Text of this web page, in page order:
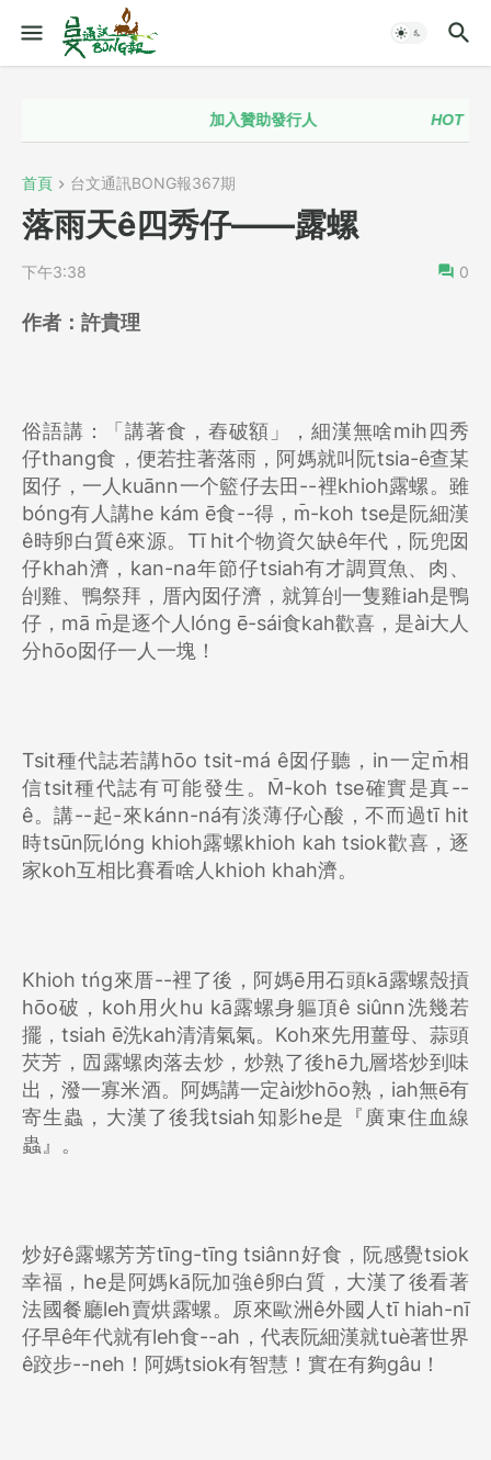
加入贊助發行人 HOT！！ 台
首頁 台文通訊BONG報367期
落雨天ê四秀仔——露螺
下午3:38 0
作者： 許貴理
俗語講：「講著食，舂破額」，細漢無啥mih四秀
仔thang食，便若拄著落雨，阿媽就叫阮tsia-ê查某
囡仔，一人kuānn一个籃仔去田--裡khioh露螺。雖
bóng有人講he kám ē食--得，m̄-koh tse是阮細漢
ê時卵白質ê來源。Tī hit个物資欠缺ê年代，阮兜囡
仔khah濟，kan-na年節仔tsiah有才調買魚、肉、
刣雞、鴨祭拜，厝內囡仔濟，就算刣一隻雞iah是鴨
仔，mā m̄是逐个人lóng ē-sái食kah歡喜，是ài大人
分hōo囡仔一人一塊！
Tsit種代誌若講hōo tsit-má ê囡仔聽，in一定m̄相
信tsit種代誌有可能發生。M̄-koh tse確實是真--
ê。講--起-來kánn-ná有淡薄仔心酸，不而過tī hit
時tsūn阮lóng khioh露螺khioh kah tsiok歡喜，逐
家koh互相比賽看啥人khioh khah濟。
Khioh tńg來厝--裡了後，阿媽ē用石頭kā露螺殼摃
hōo破，koh用火hu kā露螺身軀頂ê siûnn洗幾若
擺，tsiah ē洗kah清清氣氣。Koh來先用薑母、蒜頭
芡芳，囥露螺肉落去炒，炒熟了後hē九層塔炒到味
出，潑一寡米酒。阿媽講一定ài炒hōo熟，iah無ē有
寄生蟲，大漢了後我tsiah知影he是『廣東住血線
蟲』。
炒好ê露螺芳芳tīng-tīng tsiânn好食，阮感覺tsiok
幸福，he是阿媽kā阮加強ê卵白質，大漢了後看著
法國餐廳leh賣烘露螺。原來歐洲ê外國人tī hiah-nī
仔早ê年代就有leh食--ah，代表阮細漢就tuè著世界
ê跤步--neh！阿媽tsiok有智慧！實在有夠gâu！